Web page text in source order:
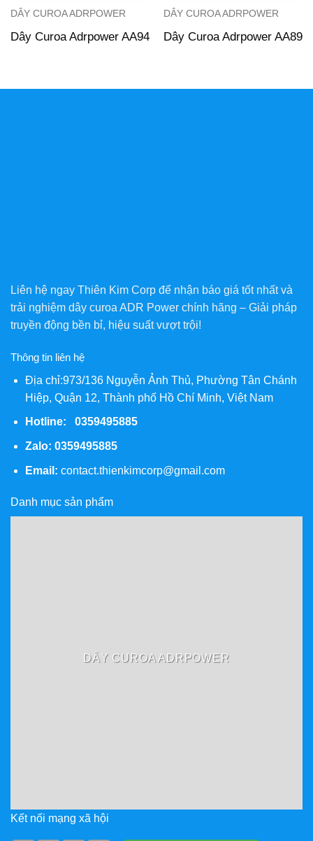
DÂY CUROA ADRPOWER
Dây Curoa Adrpower AA94
DÂY CUROA ADRPOWER
Dây Curoa Adrpower AA89
Liên hệ ngay Thiên Kim Corp để nhận báo giá tốt nhất và
trải nghiệm dây curoa ADR Power chính hãng – Giải pháp
truyền động bền bỉ, hiệu suất vượt trội!
Thông tin liên hệ
Địa chỉ:973/136 Nguyễn Ảnh Thủ, Phường Tân Chánh
Hiệp, Quận 12, Thành phố Hồ Chí Minh, Việt Nam
Hotline: 0359495885
Zalo: 0359495885
Email: contact.thienkimcorp@gmail.com
Danh mục sản phẩm
DÂY CUROA ADRPOWER
Kết nối mạng xã hội